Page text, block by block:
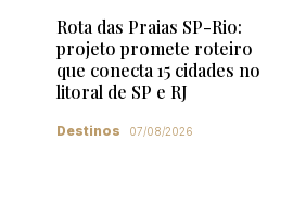
Rota das Praias SP-Rio:
projeto promete roteiro
que conecta 15 cidades no
litoral de SP e RJ
Destinos 07/08/2026